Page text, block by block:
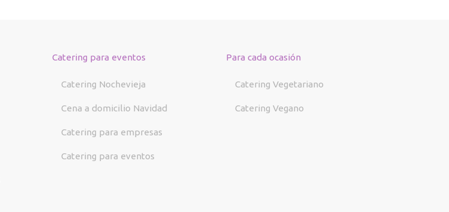
Catering para eventos
Catering Nochevieja
Cena a domicilio Navidad
Catering para empresas
Catering para eventos
Para cada ocasión
Catering Vegetariano
Catering Vegano